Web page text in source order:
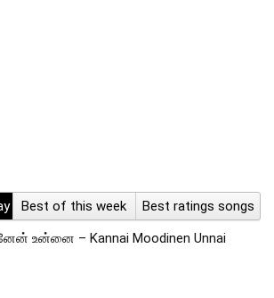
Best of this week
Best ratings songs
உன்னை – Kannai Moodinen Unnai